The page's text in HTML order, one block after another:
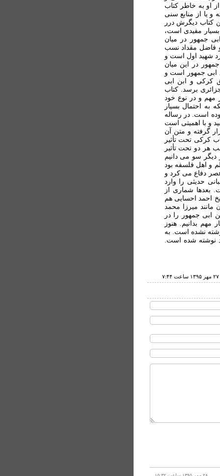
او به خاطر کتاب
و یا از منابع سنی
کتاب دیگرش درر
مفیدی است،
جمهور در میان
فاضل مقداد نسب
شهید اول است و
در این میان
ابی جمهور است و
کرکی و ابن ابی
برسد. کتاب
مهم و در نوع خود
به احتمال بسیار
است. در رساله
و با اهمیتی است
گرفته و متن آن
کرکی تحت تأثیر
هر دو تحت تأثیر
سو می دانیم
و اهل فلسفه بود
عصر دفاع می کرد و
حدیثی را وارد
بعدها شماری از
احمد احسایی هم
مانند میرزا محمد
ابی جمهور را در
مهم بدانیم. هنوز
نشده است. به
نوشته شده است.